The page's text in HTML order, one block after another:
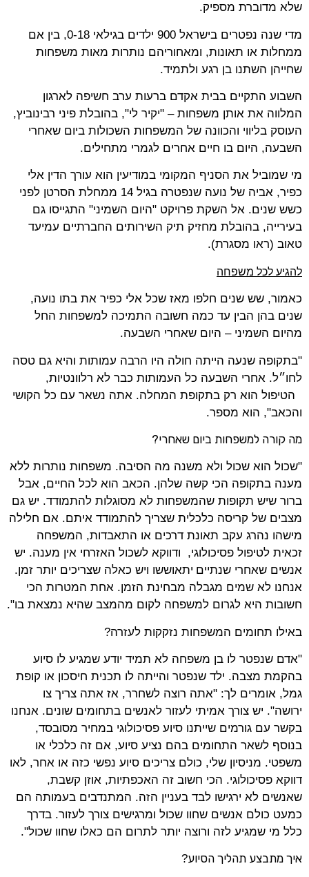
שלא מדוברת מספיק.
מדי שנה נפטרים בישראל 900 ילדים בגילאי 0-18, בין אם
ממחלות או תאונות, ומאחוריהם נותרות מאות משפחות
שחייהן השתנו בן רגע ולתמיד.
השבוע התקיים בבית אקדם ברעות ערב חשיפה לארגון
המלווה את אותן משפחות – "יקיר לי", בהובלת פיני רבינוביץ,
העוסק בליווי והכוונה של המשפחות השכולות ביום שאחרי
השבעה, היום בו חיים אחרים לגמרי מתחילים.
מי שמוביל את הסניף המקומי במודיעין הוא עורך הדין אלי
כפיר, אביה של נועה שנפטרה בגיל 14 ממחלת הסרטן לפני
כשש שנים. אל השקת פרויקט "היום השמיני" התגייסו גם
בעירייה, בהובלת מחזיק תיק השירותים החברתיים עמיעד
טאוב (ראו מסגרת).
להגיע לכל משפחה
כאמור, שש שנים חלפו מאז שכל אלי כפיר את בתו נועה,
שנים בהן הבין עד כמה חשובה התמיכה למשפחות החל
מהיום השמיני – היום שאחרי השבעה.
"בתקופה שנעה הייתה חולה היו הרבה עמותות והיא גם טסה
לחו״ל. אחרי השבעה כל העמותות כבר לא רלוונטיות,
הטיפול הוא רק בתקופת המחלה. אתה נשאר עם כל הקושי
והכאב", הוא מספר.
מה קורה למשפחות ביום שאחרי?
"שכול הוא שכול ולא משנה מה הסיבה. משפחות נותרות ללא
מענה בתקופה הכי קשה שלהן. הכאב הוא לכל החיים, אבל
ברור שיש תקופות שהמשפחות לא מסוגלות להתמודד. יש גם
מצבים של קריסה כלכלית שצריך להתמודד איתם. אם חלילה
מישהו נהרג עקב תאונת דרכים או התאבדות, המשפחה
זכאית לטיפול פסיכולוגי, ודווקא לשכול האזרחי אין מענה. יש
אנשים שאחרי שנתיים יתאוששו ויש כאלה שצריכים יותר זמן.
אנחנו לא שמים מגבלה מבחינת הזמן. אחת המטרות הכי
חשובות היא לגרום למשפחה לקום מהמצב שהיא נמצאת בו".
באילו תחומים המשפחות נזקקות לעזרה?
"אדם שנפטר לו בן משפחה לא תמיד יודע שמגיע לו סיוע
בהקמת מצבה. ילד שנפטר והייתה לו תכנית חיסכון או קופת
גמל, אומרים לך: "אתה רוצה לשחרר, אז אתה צריך צו
ירושה". יש צורך אמיתי לעזור לאנשים בתחומים שונים. אנחנו
בקשר עם גורמים שייתנו סיוע פסיכולוגי במחיר מסובסד,
בנוסף לשאר התחומים בהם נציע סיוע, אם זה כלכלי או
משפטי. מניסיון שלי, כולם צריכים סיוע נפשי כזה או אחר, לאו
דווקא פסיכולוגי. הכי חשוב זה האכפתיות, אוזן קשבת,
שאנשים לא ירגישו לבד בעניין הזה. המתנדבים בעמותה הם
כמעט כולם אנשים שחוו שכול ומרגישים צורך לעזור. בדרך
כלל מי שמגיע לזה ורוצה יותר לתרום הם כאלו שחוו שכול".
איך מתבצע תהליך הסיוע?